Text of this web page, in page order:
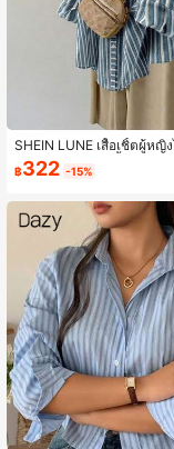
SHEIN LUNE เสื้อเชิ้ตผู้หญิ
ฟ้าอ่อนลายทาง, เสื้อเบลาส์
กระดุม, สำหรับใส่ในฤดูร้อน
นเทจโบฮีเมียน
฿322 -15%